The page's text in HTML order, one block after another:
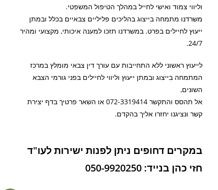
וליווי צמוד ואישי לחייל במהלך הטיפול המשפטי.
משרדנו מתמחה בייצוג בהליכים פליליים צבאיים בכלל ובמתן
ייעוץ לחיילים בפרט. במשרדנו תזכו למענה איכותי, מקצועי ומהיר
24/7.
לייעוץ ראשוני ללא התחייבות עם עורך דין צבאי מומלץ במרכז
המתמחה בייצוג ובמתן ייעוץ וליווי לחיילים בפני גורמי הצבא
השונים,
אל תהסס והתקשר 072-3319414 או השאר פרטיך בדף יצירת
קשר ונציגנו יחזרו אליך בהקדם.
במקרים דחופים ניתן לפנות ישירות לעו"ד
חזי כהן בנייד: 050-9920250